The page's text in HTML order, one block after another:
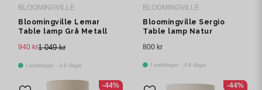
BLOOMINGVILLE
Bloomingville Lemar
Table lamp Grå Metall
1 049 kr
940 kr
I webblager - 4-8 dagar
BLOOMINGVILLE
Bloomingville Sergio
Table lamp Natur
800 kr
I webblager - 4-8 dagar
-44% -44%